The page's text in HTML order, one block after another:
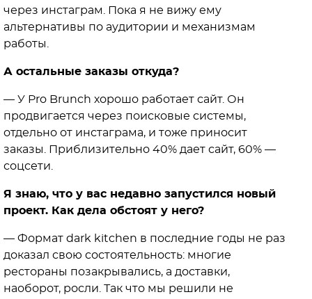
через инстаграм. Пока я не вижу ему
альтернативы по аудитории и механизмам
работы.
А остальные заказы откуда?
— У Pro Brunch хорошо работает сайт. Он
продвигается через поисковые системы,
отдельно от инстаграма, и тоже приносит
заказы. Приблизительно 40% дает сайт, 60% —
соцсети.
Я знаю, что у вас недавно запустился новый
проект. Как дела обстоят у него?
— Формат dark kitchen в последние годы не раз
доказал свою состоятельность: многие
рестораны позакрывались, а доставки,
наоборот, росли. Так что мы решили не